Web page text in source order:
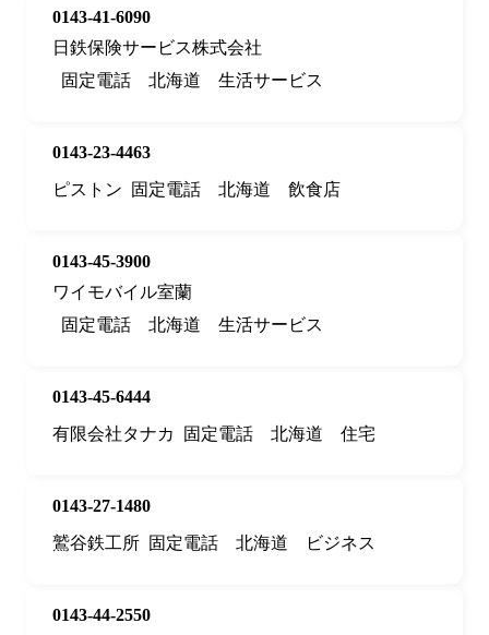
0143-41-6090
日鉄保険サービス株式会社
固定電話
北海道 生活サービス
0143-23-4463
ピストン
固定電話 北海道 飲食店
0143-45-3900
ワイモバイル室蘭
固定電話
北海道 生活サービス
0143-45-6444
有限会社タナカ
固定電話 北海道 住宅
0143-27-1480
鷲谷鉄工所 固定電話 北海道 ビジネス
0143-44-2550